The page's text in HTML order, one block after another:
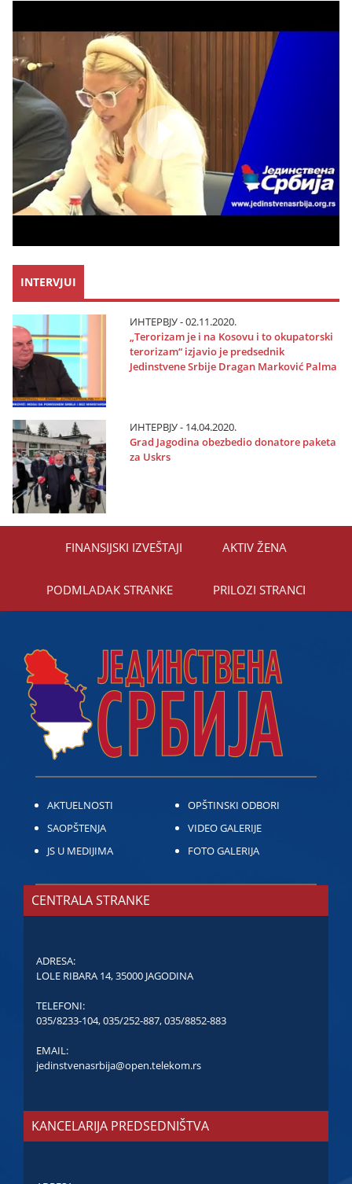
INTERVJUI
ИНТЕРВЈУ - 02.11.2020.
„Terorizam јe i na Kosovu i to okupatorski
terorizam“ izјavio јe predsednik
Јedinstvene Srbiјe Dragan Marković Palma
ИНТЕРВЈУ - 14.04.2020.
Grad Јagodina obezbedio donatore paketa
za Uskrs
FINANSIЈSKI IZVEŠTAЈI AKTIV ŽENA
PODMLADAK STRANKE PRILOZI STRANCI
AKTUELNOSTI
SAOPŠTENJA
JS U MEDIJIMA
OPŠTINSKI ODBORI
VIDEO GALERIJE
FOTO GALERIJA
CENTRALA STRANKE
ADRESA:
LOLE RIBARA 14, 35000 JAGODINA
TELEFONI:
035/8233-104,035/252-887,035/8852-883
EMAIL:
jedinstvenasrbija@open.telekom.rs
KANCELARIJA PREDSEDNIŠTVA